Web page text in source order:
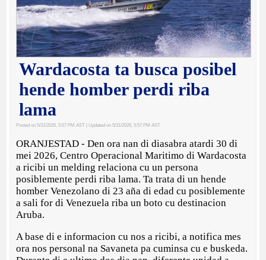
Wardacosta ta busca posibel
hende homber perdi riba
lama
Posted on 5/31/2026, 5:57 PM AST | Updated on 5/31/2026, 5:57 PM AST
ORANJESTAD - Den ora nan di diasabra atardi 30 di
mei 2026, Centro Operacional Maritimo di Wardacosta
a ricibi un melding relaciona cu un persona
posiblemente perdi riba lama. Ta trata di un hende
homber Venezolano di 23 aña di edad cu posiblemente
a sali for di Venezuela riba un boto cu destinacion
Aruba.
A base di e informacion cu nos a ricibi, a notifica mes
ora nos personal na Savaneta pa cuminsa cu e buskeda.